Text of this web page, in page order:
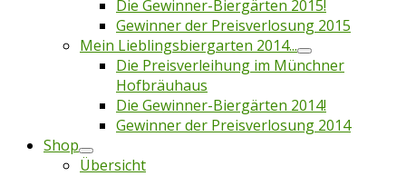
Die Gewinner-Biergärten 2015!
Gewinner der Preisverlosung 2015
Mein Lieblingsbiergarten 2014...
Die Preisverleihung im Münchner
Hofbräuhaus
Die Gewinner-Biergärten 2014!
Gewinner der Preisverlosung 2014
Shop
Übersicht